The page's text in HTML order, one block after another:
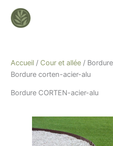
content
Accueil / Cour et allée /
Bordure corten-acier-alu
Bordure CORTEN-acier-alu